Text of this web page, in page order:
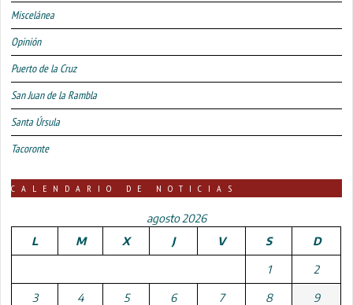
Miscelánea
Opinión
Puerto de la Cruz
San Juan de la Rambla
Santa Úrsula
Tacoronte
CALENDARIO DE NOTICIAS
agosto 2026
L
M X J V S D
1 2
3 4 5 6 7 8 9